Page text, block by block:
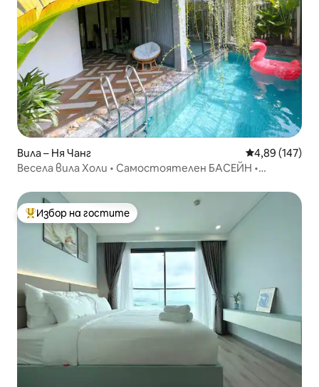
Вила – Ня Чанг Средна
4,89 (147)
Весела вила Холи • Самостоятелен БАСЕЙН •
Най-популярен избор на гостите
Избор на гостите